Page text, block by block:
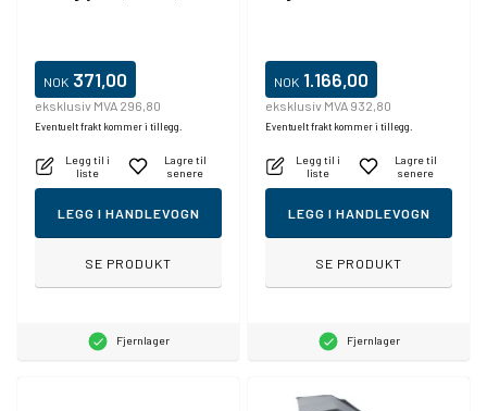
NOK 371,00
eksklusiv MVA 296,80
Eventuelt frakt kommer i tillegg.
Legg til i
liste
Lagre til
senere
LEGG I HANDLEVOGN
SE PRODUKT
Fjernlager
NOK 1.166,00
eksklusiv MVA 932,80
Eventuelt frakt kommer i tillegg.
Legg til i
liste
Lagre til
senere
LEGG I HANDLEVOGN
SE PRODUKT
Fjernlager